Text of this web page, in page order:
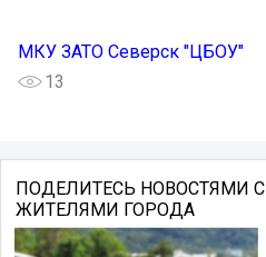
МКУ ЗАТО Северск "ЦБОУ"
13
ПОДЕЛИТЕСЬ НОВОСТЯМИ С
ЖИТЕЛЯМИ ГОРОДА